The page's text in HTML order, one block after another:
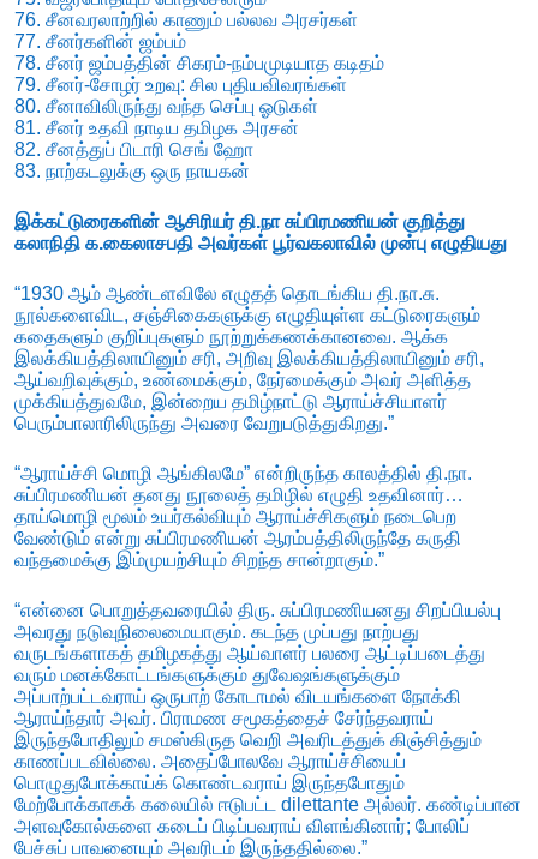
76. சீனவரலாற்றில் காணும் பல்லவ அரசர்கள்
77. சீனர்களின் ஜம்பம்
78. சீனர் ஜம்பத்தின் சிகரம்-நம்பமுடியாத கடிதம்
79. சீனர்-சோழர் உறவு: சில புதியவிவரங்கள்
80. சீனாவிலிருந்து வந்த செப்பு ஓடுகள்
81. சீனர் உதவி நாடிய தமிழக அரசன்
82. சீனத்துப் பிடாரி செங் ஹோ
83. நாற்கடலுக்கு ஒரு நாயகன்
இக்கட்டுரைகளின் ஆசிரியர் தி.நா சுப்பிரமணியன் குறித்து
கலாநிதி க.கைலாசபதி அவர்கள் பூர்வகலாவில் முன்பு எழுதியது
“1930 ஆம் ஆண்டளவிலே எழுதத் தொடங்கிய தி.நா.சு.
நூல்களைவிட, சஞ்சிகைகளுக்கு எழுதியுள்ள கட்டுரைகளும்
கதைகளும் குறிப்புகளும் நூற்றுக்கணக்கானவை. ஆக்க
இலக்கியத்திலாயினும் சரி, அறிவு இலக்கியத்திலாயினும் சரி,
ஆய்வறிவுக்கும், உண்மைக்கும், நேர்மைக்கும் அவர் அளித்த
முக்கியத்துவமே, இன்றைய தமிழ்நாட்டு ஆராய்ச்சியாளர்
பெரும்பாலாரிலிருந்து அவரை வேறுபடுத்துகிறது.”
“ஆராய்ச்சி மொழி ஆங்கிலமே” என்றிருந்த காலத்தில் தி.நா.
சுப்பிரமணியன் தனது நூலைத் தமிழில் எழுதி உதவினார்…
தாய்மொழி மூலம் உயர்கல்வியும் ஆராய்ச்சிகளும் நடைபெற
வேண்டும் என்று சுப்பிரமணியன் ஆரம்பத்திலிருந்தே கருதி
வந்தமைக்கு இம்முயற்சியும் சிறந்த சான்றாகும்.”
“என்னை பொறுத்தவரையில் திரு. சுப்பிரமணியனது சிறப்பியல்பு
அவரது நடுவுநிலைமையாகும். கடந்த முப்பது நாற்பது
வருடங்களாகத் தமிழகத்து ஆய்வாளர் பலரை ஆட்டிப்படைத்து
வரும் மனக்கோட்டங்களுக்கும் துவேஷங்களுக்கும்
அப்பாற்பட்டவராய் ஒருபாற் கோடாமல் விடயங்களை நோக்கி
ஆராய்ந்தார் அவர். பிராமண சமூகத்தைச் சேர்ந்தவராய்
இருந்தபோதிலும் சமஸ்கிருத வெறி அவரிடத்துக் கிஞ்சித்தும்
காணப்படவில்லை. அதைப்போலவே ஆராய்ச்சியைப்
பொழுதுபோக்காய்க் கொண்டவராய் இருந்தபோதும்
மேற்போக்காகக் கலையில் ஈடுபட்ட dilettante அல்லர். கண்டிப்பான
அளவுகோல்களை கடைப் பிடிப்பவராய் விளங்கினார்; போலிப்
பேச்சுப் பாவனையும் அவரிடம் இருந்ததில்லை.”